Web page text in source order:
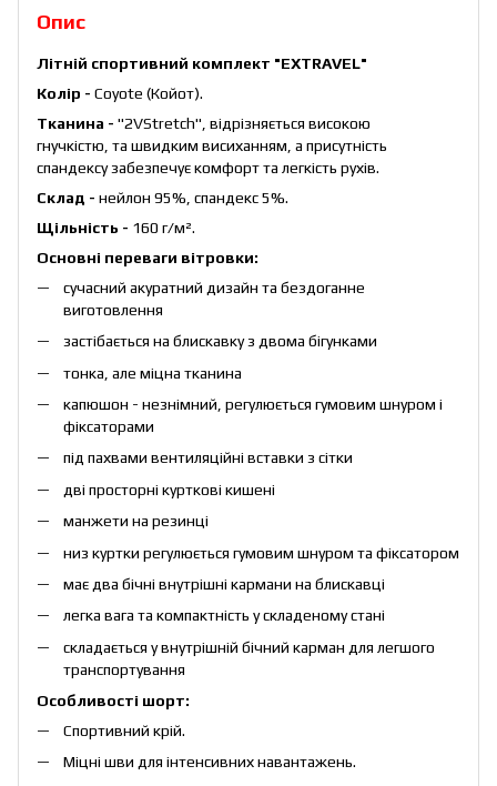
Опис
Літній спортивний комплект "EXTRAVEL"
Колір - Coyote (Койот).
Тканина - "2VStretch", відрізняється високою
гнучкістю, та швидким висиханням, а присутність
спандексу забезпечує комфорт та легкість рухів.
Склад - нейлон 95%, спандекс 5%.
Щільність - 160 г/м².
Основні переваги вітровки:
сучасний акуратний дизайн та бездоганне
виготовлення
застібається на блискавку з двома бігунками
тонка, але міцна тканина
капюшон - незнімний, регулюється гумовим шнуром і
фіксаторами
під пахвами вентиляційні вставки з сітки
дві просторні курткові кишені
манжети на резинці
низ куртки регулюється гумовим шнуром та фіксатором
має два бічні внутрішні кармани на блискавці
легка вага та компактність у складеному стані
складається у внутрішній бічний карман для легшого
транспортування
Особливості шорт:
Спортивний крій.
Міцні шви для інтенсивних навантажень.